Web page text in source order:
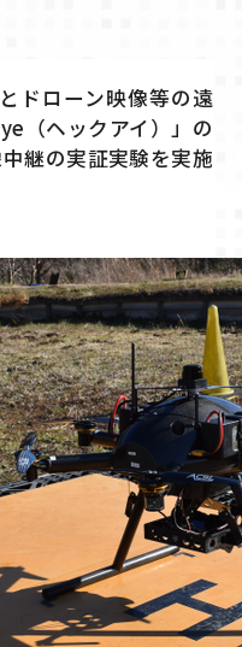
ドローン映像等の遠
（ヘックアイ）」の
継の実証実験を実施